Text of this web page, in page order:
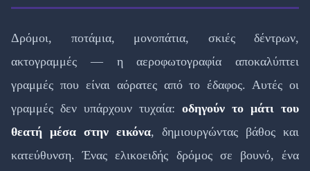
Δρόμοι, ποτάμια, μονοπάτια, σκιές δέντρων,
ακτογραμμές — η αεροφωτογραφία αποκαλύπτει
γραμμές που είναι αόρατες από το έδαφος. Αυτές οι
γραμμές δεν υπάρχουν τυχαία: οδηγούν το μάτι του
θεατή μέσα στην εικόνα, δημιουργώντας βάθος και
κατεύθυνση. Ένας ελικοειδής δρόμος σε βουνό, ένα